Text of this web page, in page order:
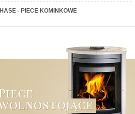
HASE - PIECE KOMINKOWE